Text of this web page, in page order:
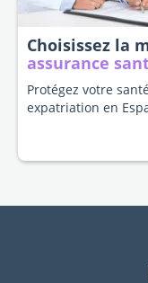
Choisissez la
assurance
Protégez votre
expatriation en